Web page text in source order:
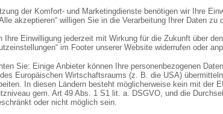
der Komfort- und Marketingdienste benötigen wir Ihre
akzeptieren“ willigen Sie in die Verarbeitung Ihrer Daten zu
Ihre Einwilligung jederzeit mit Wirkung für die Zukunft über
im Footer unserer Website widerrufen oder
Sie: Einige Anbieter können Ihre personenbezogenen
Europäischen Wirtschaftsraums (z. B. die USA)
In diesen Ländern besteht möglicherweise kein mit der
gem. Art 49 Abs. 1 S1 lit. a. DSGVO, und die
oder nicht möglich sein.